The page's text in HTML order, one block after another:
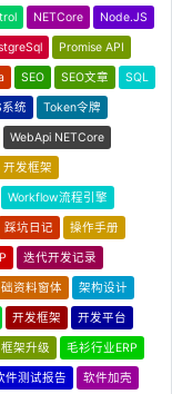
NETCore Node.JS
Promise API
SEO SEO文章 SQL
统 Token令牌
WebApi NETCore
发框架
Workflow流程引擎
踩坑日记 操作手册
迭代开发记录
资料窗体 架构设计
开发框架 开发平台
框架升级 毛衫行业ERP
件测试报告 软件加壳